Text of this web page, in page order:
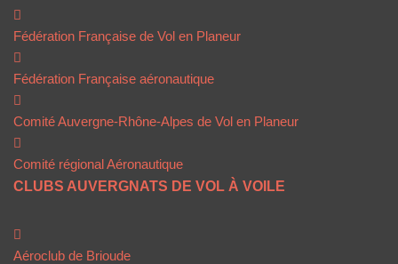
Fédération Française de Vol en Planeur
Fédération Française aéronautique
Comité Auvergne-Rhône-Alpes de Vol en Planeur
Comité régional Aéronautique
CLUBS AUVERGNATS DE VOL À VOILE
Aéroclub de Brioude